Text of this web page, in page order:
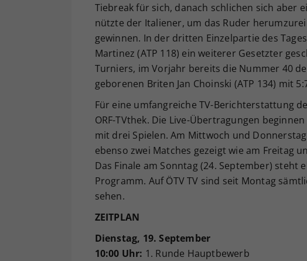
Tiebreak für sich, danach schlichen sich aber
nützte der Italiener, um das Ruder
gewinnen. In der dritten Einzelpartie des
Martinez (ATP 118) ein weiterer Gesetzter
Turniers, im Vorjahr bereits die Nummer 40
geborenen Briten Jan Choinski (ATP 134) mit
Für eine umfangreiche TV-Berichterstattung
ORF-TVthek. Die Live-Übertragungen
mit drei Spielen. Am Mittwoch und
ebenso zwei Matches gezeigt wie am Freitag
Das Finale am Sonntag (24. September) steht
Programm. Auf ÖTV TV sind seit Montag
sehen.
ZEITPLAN
Dienstag, 19. September
10:00 Uhr: 1. Runde Hauptbewerb